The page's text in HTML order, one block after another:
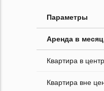
Параметры
Аренда в месяц
Квартира в
Квартира вне